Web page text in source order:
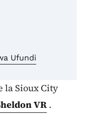
Ufundi
la Sioux City
VR.